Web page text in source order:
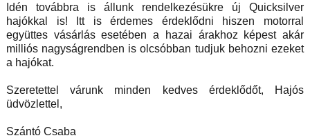
Idén továbbra is állunk rendelkezésükre új Quicksilver
hajókkal is! Itt is érdemes érdeklődni hiszen motorral
együttes vásárlás esetében a hazai árakhoz képest akár
milliós nagyságrendben is olcsóbban tudjuk behozni ezeket
a hajókat.
Szeretettel várunk minden kedves érdeklődőt, Hajós
üdvözlettel,
Szántó Csaba